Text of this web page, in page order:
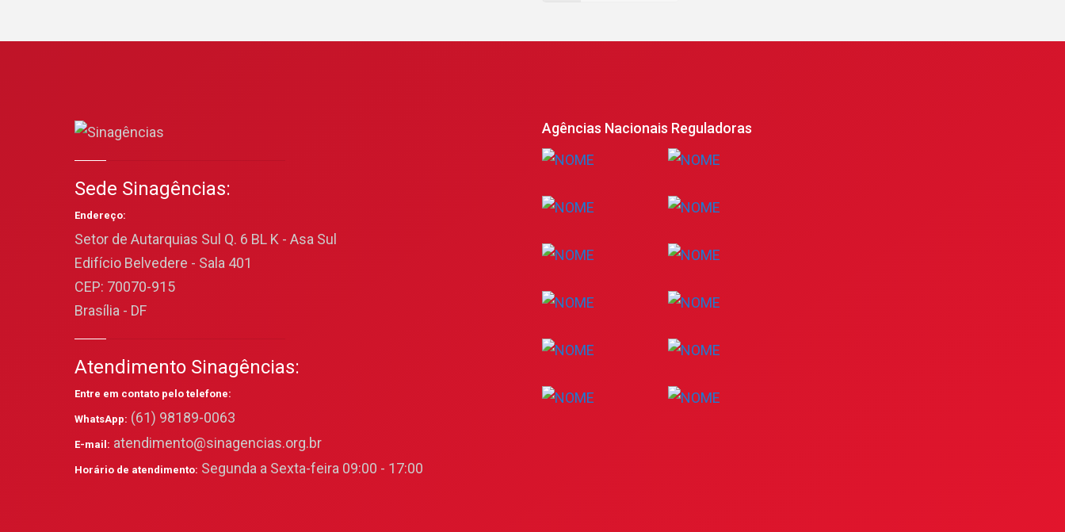
Sede Sinagências:
Endereço:
Setor de Autarquias Sul Q. 6 BL K - Asa Sul
Edifício Belvedere - Sala 401
CEP: 70070-915
Brasília - DF
Atendimento Sinagências:
Entre em contato pelo telefone:
WhatsApp: (61) 98189-0063
E-mail: atendimento@sinagencias.org.br
Horário de atendimento: Segunda a Sexta-feira 09:00 - 17:00
Agências Nacionais Reguladoras